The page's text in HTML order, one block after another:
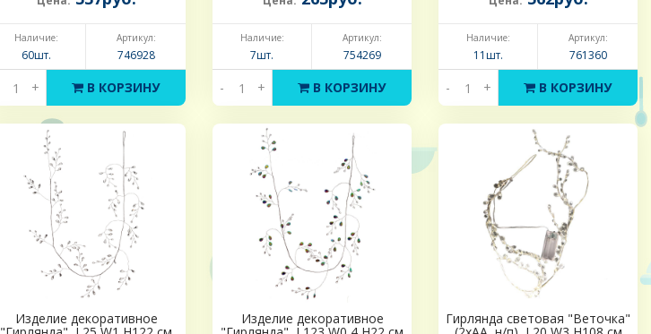
Наличие:
60шт.
Артикул:
746928
+ В КОРЗИНУ
Наличие:
7шт.
Артикул:
754269
- + В КОРЗИНУ
Наличие:
11шт.
Артикул:
761360
- + В КОРЗИНУ
Изделие декоративное Изделие декоративное Гирлянда световая "Веточка"